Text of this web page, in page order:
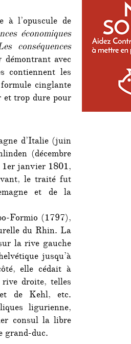
à l’opuscule de
économiques
conséquences
avec
contiennent les
cinglante
et trop dure pour
d’Italie (juin
(décembre
1er janvier 1801,
le traité fut
et de la
Formio (1797),
du Rhin. La
la rive gauche
jusqu’à
elle cédait à
droite, telles
de Kehl, etc.
ligurienne,
consul la libre
grand-duc.